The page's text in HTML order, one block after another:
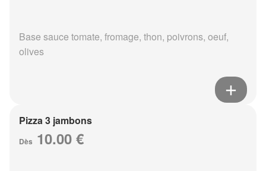
Base sauce tomate, fromage, thon, poivrons, oeuf,
olives
Pizza 3 jambons
Dès 10.00 €